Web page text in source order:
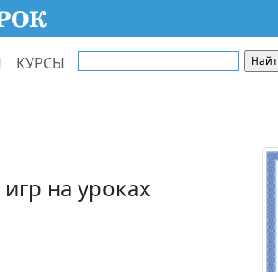
КУРСЫ
на уроках